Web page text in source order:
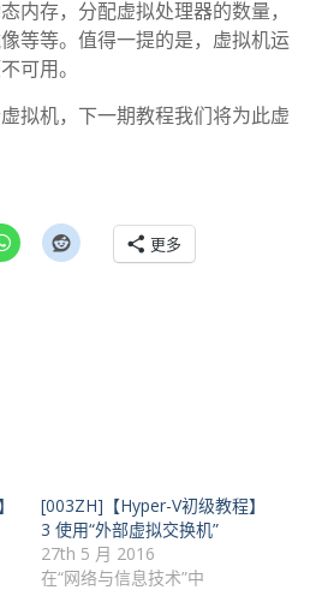
内存，分配虚拟处理器的数量，
等等。值得一提的是，虚拟机运
可用。
拟机，下一期教程我们将为此虚
更多
[003ZH]【Hyper-V初级教程】
3 使用“外部虚拟交换机”
27th 5 月 2016
在“网络与信息技术”中